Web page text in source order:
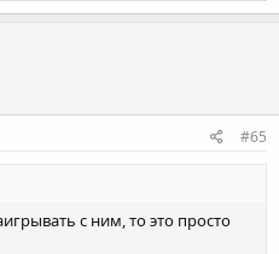
#65
с ним, то это просто